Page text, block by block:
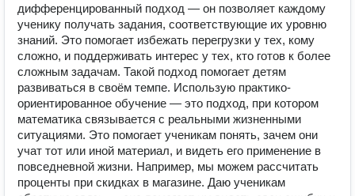
дифференцированный подход — он позволяет каждому
ученику получать задания, соответствующие их уровню
знаний. Это помогает избежать перегрузки у тех, кому
сложно, и поддерживать интерес у тех, кто готов к более
сложным задачам. Такой подход помогает детям
развиваться в своём темпе. Использую практико-
ориентированное обучение — это подход, при котором
математика связывается с реальными жизненными
ситуациями. Это помогает ученикам понять, зачем они
учат тот или иной материал, и видеть его применение в
повседневной жизни. Например, мы можем рассчитать
проценты при скидках в магазине. Даю ученикам